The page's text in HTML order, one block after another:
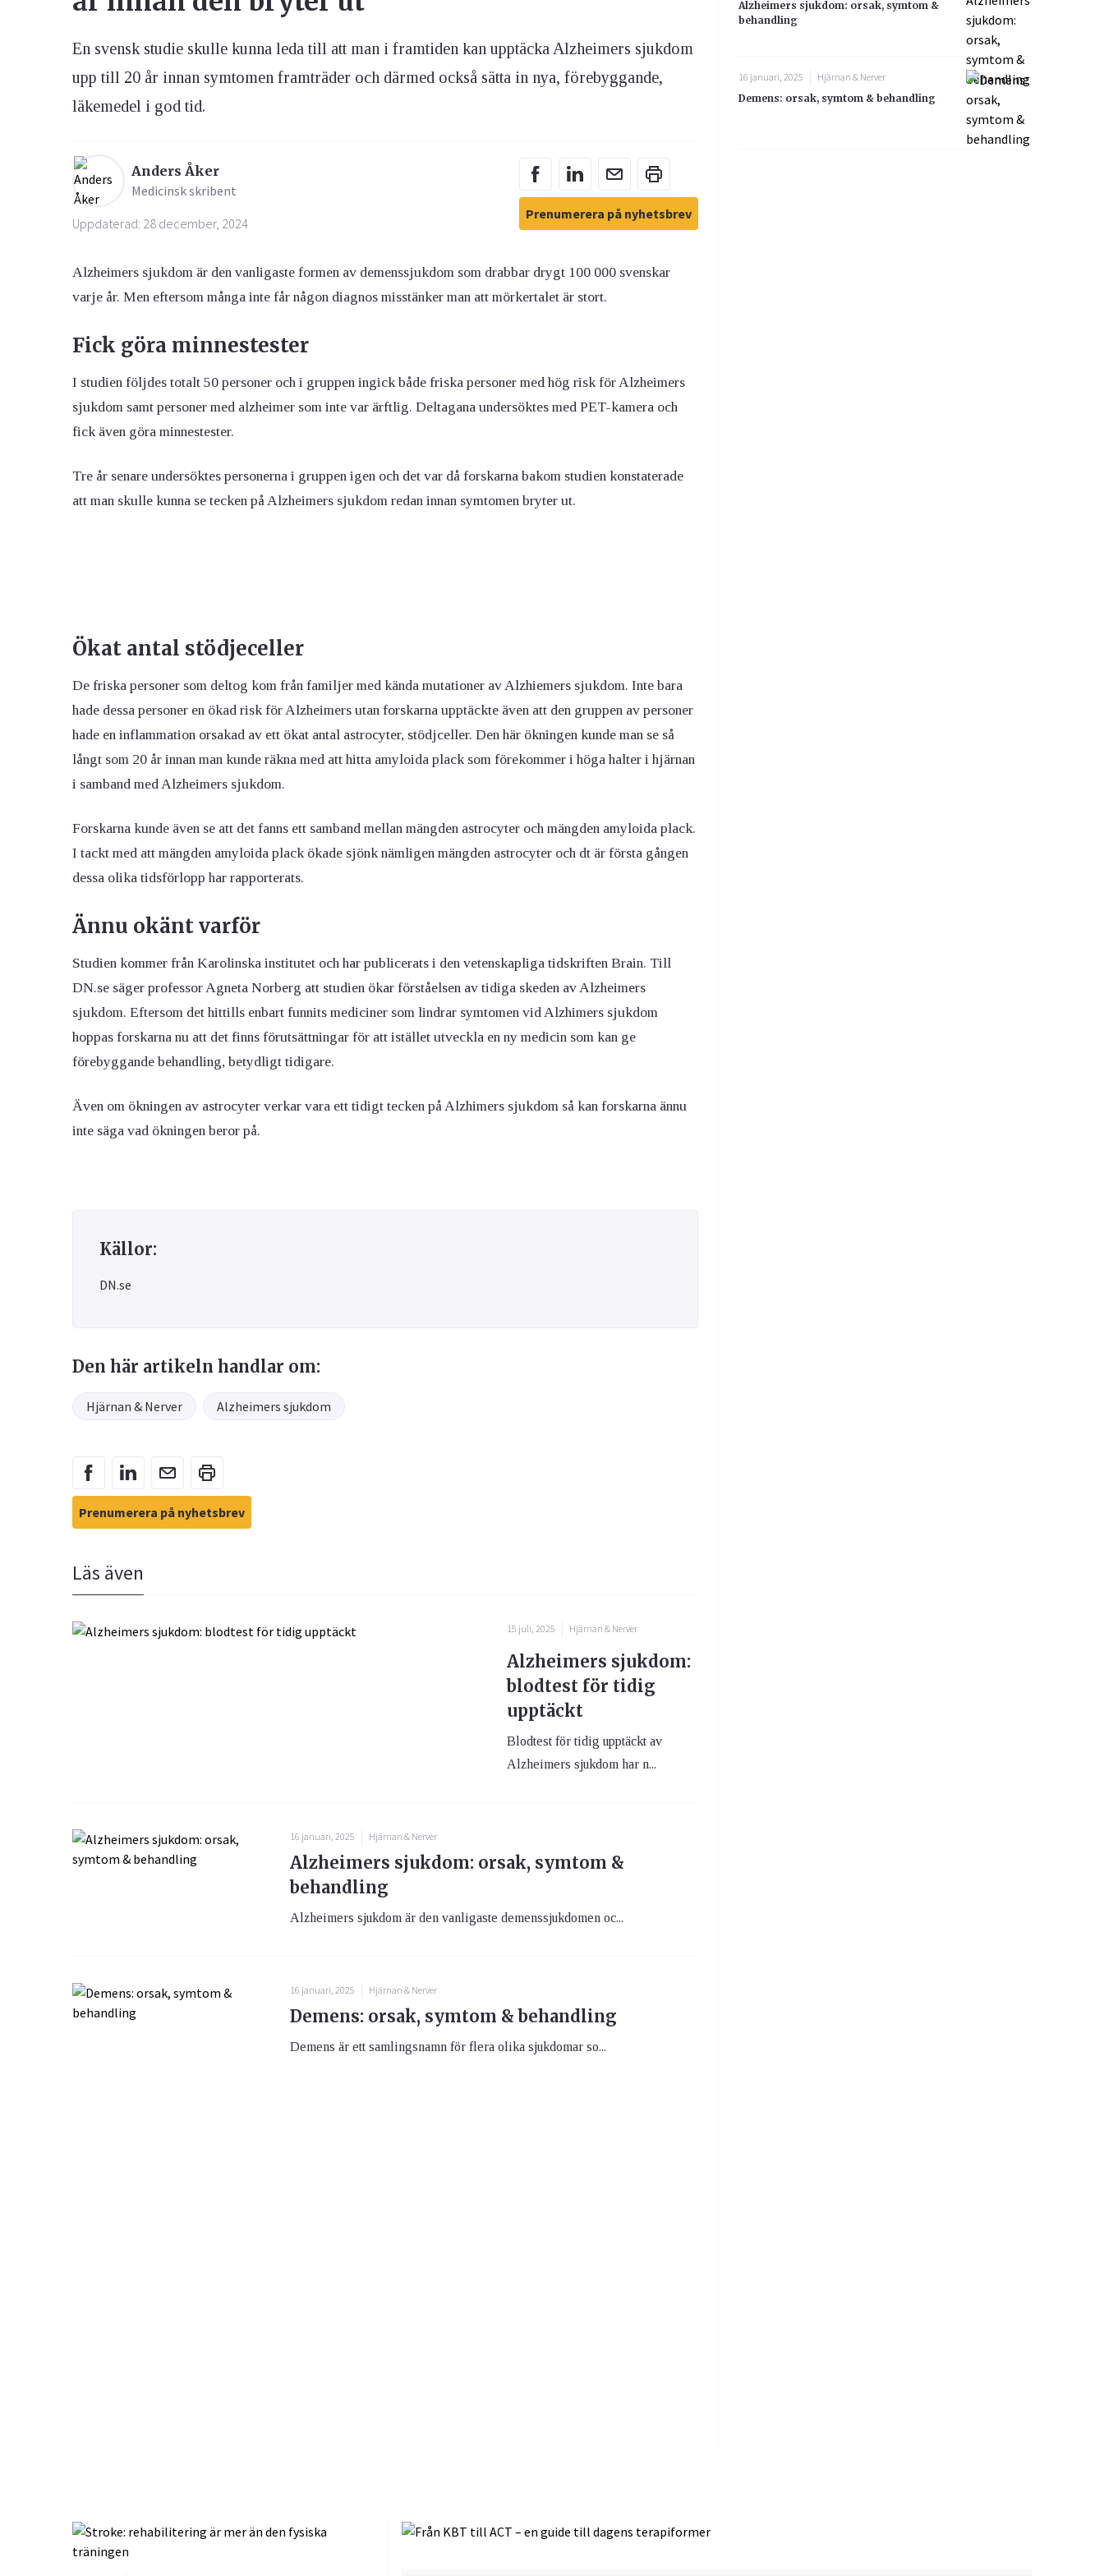
Ögon & Öron
Övervikt
En svensk studie skulle kunna leda till att man i framtiden kan upptäcka Alzheimers sjukdom
upp till 20 år innan symtomen framträder och därmed också sätta in nya, förebyggande,
läkemedel i god tid.
Anders Åker
Medicinsk skribent
Uppdaterad: 28 december, 2024
Prenumerera på nyhetsbrev
Alzheimers sjukdom är den vanligaste formen av demenssjukdom som drabbar drygt 100 000 svenskar
varje år. Men eftersom många inte får någon diagnos misstänker man att mörkertalet är stort.
Fick göra minnestester
I studien följdes totalt 50 personer och i gruppen ingick både friska personer med hög risk för Alzheimers
sjukdom samt personer med alzheimer som inte var ärftlig. Deltagana undersöktes med PET-kamera och
fick även göra minnestester.
Tre år senare undersöktes personerna i gruppen igen och det var då forskarna bakom studien konstaterade
att man skulle kunna se tecken på Alzheimers sjukdom redan innan symtomen bryter ut.
Ökat antal stödjeceller
De friska personer som deltog kom från familjer med kända mutationer av Alzhiemers sjukdom. Inte bara
hade dessa personer en ökad risk för Alzheimers utan forskarna upptäckte även att den gruppen av personer
hade en inflammation orsakad av ett ökat antal astrocyter, stödjceller. Den här ökningen kunde man se så
långt som 20 år innan man kunde räkna med att hitta amyloida plack som förekommer i höga halter i hjärnan
i samband med Alzheimers sjukdom.
Forskarna kunde även se att det fanns ett samband mellan mängden astrocyter och mängden amyloida plack.
I tackt med att mängden amyloida plack ökade sjönk nämligen mängden astrocyter och dt är första gången
dessa olika tidsförlopp har rapporterats.
Ännu okänt varför
Studien kommer från Karolinska institutet och har publicerats i den vetenskapliga tidskriften Brain. Till
DN.se säger professor Agneta Norberg att studien ökar förståelsen av tidiga skeden av Alzheimers
sjukdom. Eftersom det hittills enbart funnits mediciner som lindrar symtomen vid Alzhimers sjukdom
hoppas forskarna nu att det finns förutsättningar för att istället utveckla en ny medicin som kan ge
förebyggande behandling, betydligt tidigare.
Även om ökningen av astrocyter verkar vara ett tidigt tecken på Alzhimers sjukdom så kan forskarna ännu
inte säga vad ökningen beror på.
Källor:
DN.se
Den här artikeln handlar om:
Hjärnan & Nerver Alzheimers sjukdom
Prenumerera på nyhetsbrev
Läs även
15 juli, 2025 Hjärnan & Nerver
Alzheimers sjukdom:
blodtest för tidig
upptäckt
Blodtest för tidig upptäckt av
Alzheimers sjukdom har n...
16 januari, 2025 Hjärnan & Nerver
Alzheimers sjukdom: orsak, symtom &
behandling
Alzheimers sjukdom är den vanligaste demenssjukdomen oc...
16 januari, 2025 Hjärnan & Nerver
Demens: orsak, symtom & behandling
Demens är ett samlingsnamn för flera olika sjukdomar so...
Alzheimers sjukdom: orsak, symtom &
behandling
16 januari, 2025
Hjärnan & Nerver
Demens: orsak, symtom & behandling